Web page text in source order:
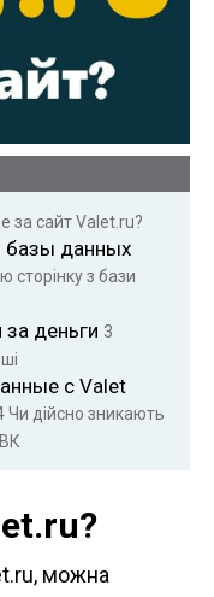
за сайт Valet.ru?
базы данных
сторінку з бази
деньги 3
с Valet
Чи дійсно зникають
можна